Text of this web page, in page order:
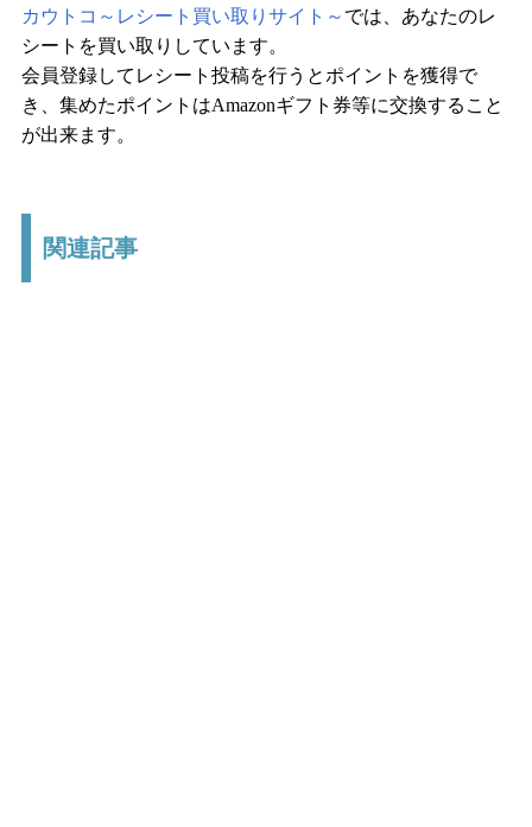
カウトコ～レシート買い取りサイト～ では、あなたのレ
シートを買い取りしています。
会員登録してレシート投稿を行うとポイントを獲得で
き、集めたポイントはAmazonギフト券等に交換すること
が出来ます。
関連記事